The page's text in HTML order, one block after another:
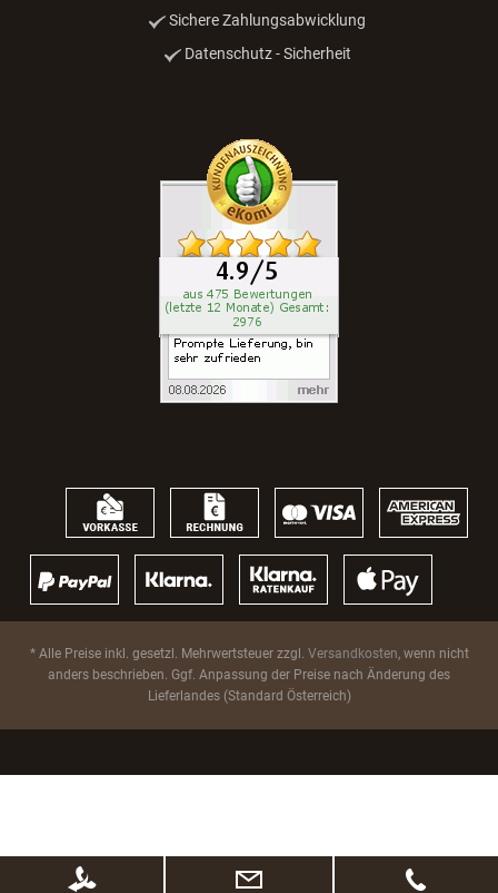
Sichere Zahlungsabwicklung
Datenschutz - Sicherheit
* Alle Preise inkl. gesetzl. Mehrwertsteuer zzgl. Versandkosten, wenn nicht
anders beschrieben. Ggf. Anpassung der Preise nach Änderung des
Lieferlandes (Standard Österreich)